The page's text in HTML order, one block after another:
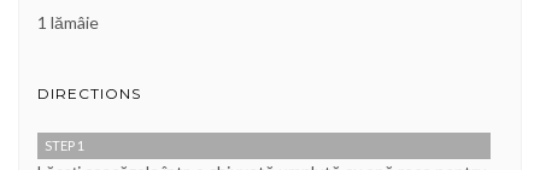
1 lămâie
DIRECTIONS
STEP 1